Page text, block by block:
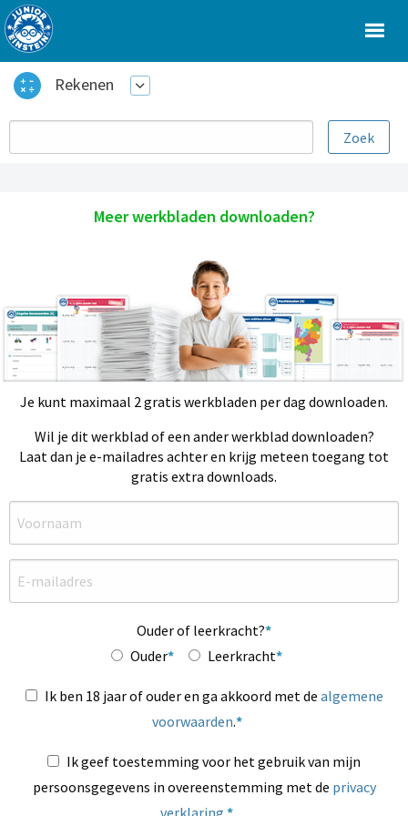
Rekenen
Meer werkbladen downloaden?
Je kunt maximaal 2 gratis werkbladen per dag downloaden.
Wil je dit werkblad of een ander werkblad downloaden?
Laat dan je e-mailadres achter en krijg meteen toegang tot
gratis extra downloads.
Ouder of leerkracht?
Ouder
Leerkracht
Ik ben 18 jaar of ouder en ga akkoord met de algemene
voorwaarden.
Ik geef toestemming voor het gebruik van mijn
persoonsgegevens in overeenstemming met de privacy